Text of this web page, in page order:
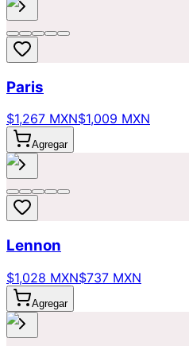
Paris
$1,267 MXN$1,009 MXN
Agregar
Lennon
$1,028 MXN$737 MXN
Agregar